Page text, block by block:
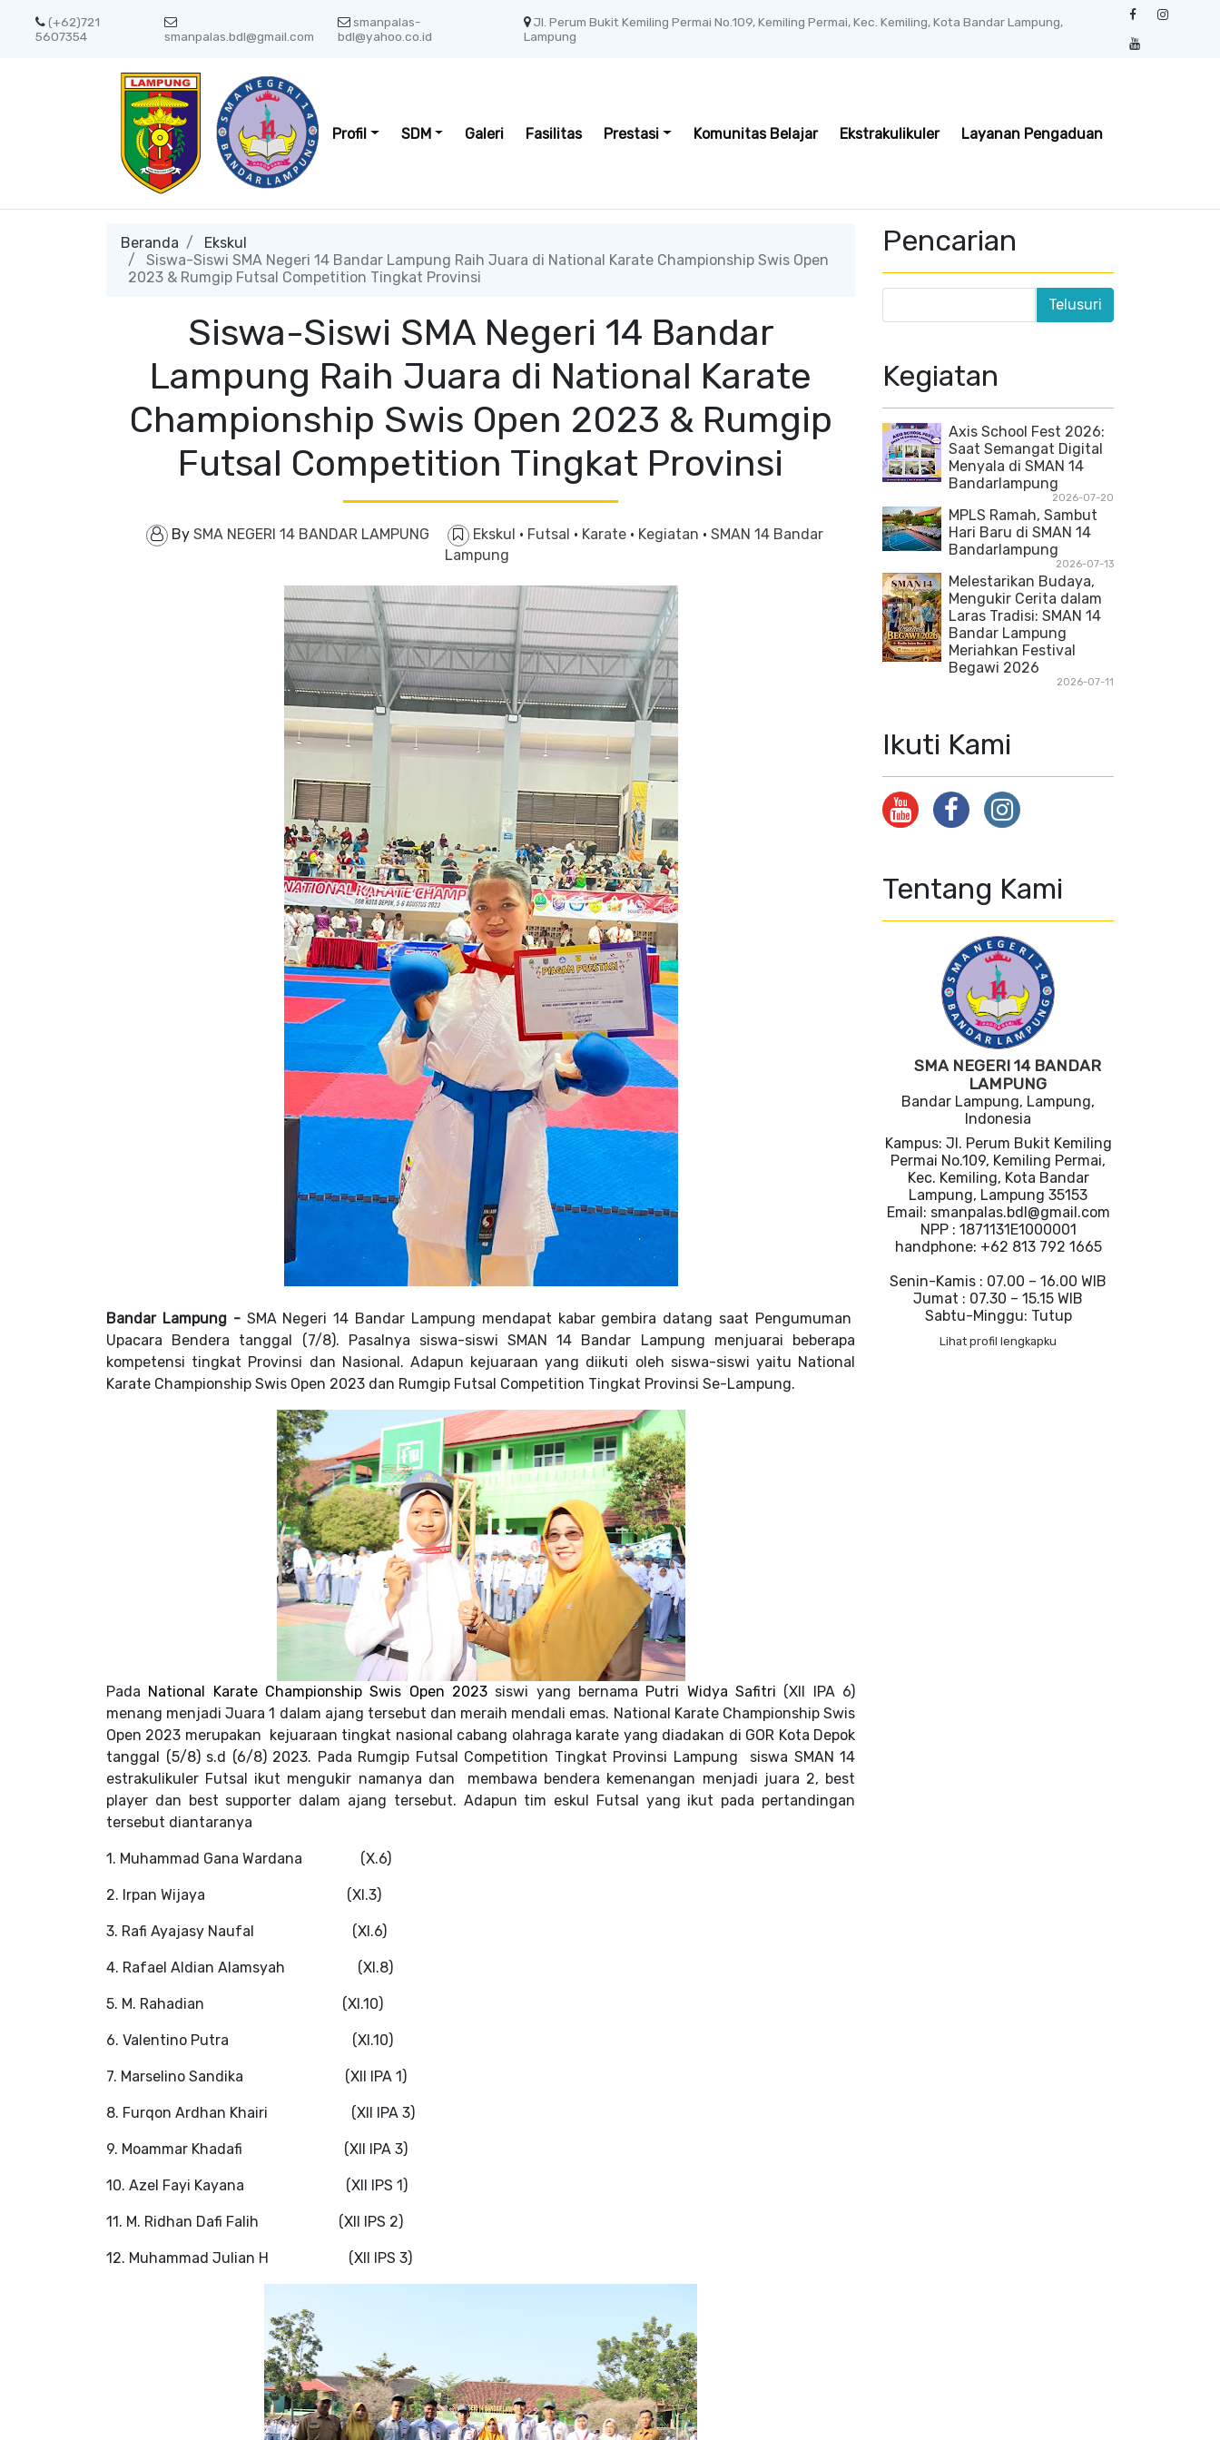
(+62)721
5607354
smanpalas.bdl@gmail.com
smanpalas-
bdl@yahoo.co.id
Jl. Perum Bukit Kemiling Permai No.109, Kemiling Permai, Kec. Kemiling, Kota Bandar Lampung,
Lampung
Profil SDM Galeri Fasilitas Prestasi Komunitas Belajar Ekstrakulikuler Layanan Pengaduan
Beranda
Ekskul
Siswa-Siswi SMA Negeri 14 Bandar Lampung Raih Juara di National Karate Championship Swis Open
2023 & Rumgip Futsal Competition Tingkat Provinsi
Siswa-Siswi SMA Negeri 14 Bandar
Lampung Raih Juara di National Karate
Championship Swis Open 2023 & Rumgip
Futsal Competition Tingkat Provinsi
By SMA NEGERI 14 BANDAR LAMPUNG Ekskul · Futsal · Karate · Kegiatan · SMAN 14 Bandar
Lampung
Bandar Lampung - SMA Negeri 14 Bandar Lampung mendapat kabar gembira datang saat Pengumuman
Upacara Bendera tanggal (7/8). Pasalnya siswa-siswi SMAN 14 Bandar Lampung menjuarai beberapa
kompetensi tingkat Provinsi dan Nasional. Adapun kejuaraan yang diikuti oleh siswa-siswi yaitu National
Karate Championship Swis Open 2023 dan Rumgip Futsal Competition Tingkat Provinsi Se-Lampung.
Pada National Karate Championship Swis Open 2023 siswi yang bernama Putri Widya Safitri (XII IPA 6)
menang menjadi Juara 1 dalam ajang tersebut dan meraih mendali emas. National Karate Championship Swis
Open 2023 merupakan kejuaraan tingkat nasional cabang olahraga karate yang diadakan di GOR Kota Depok
tanggal (5/8) s.d (6/8) 2023. Pada Rumgip Futsal Competition Tingkat Provinsi Lampung
siswa SMAN 14
estrakulikuler Futsal ikut mengukir namanya dan membawa bendera kemenangan menjadi juara 2, best
player dan best supporter dalam ajang tersebut. Adapun tim eskul Futsal yang ikut pada pertandingan
tersebut diantaranya
1. Muhammad Gana Wardana (X.6)
2. Irpan Wijaya (XI.3)
3. Rafi Ayajasy Naufal (XI.6)
4. Rafael Aldian Alamsyah (XI.8)
5. M. Rahadian (XI.10)
6. Valentino Putra (XI.10)
7. Marselino Sandika (XII IPA 1)
8. Furqon Ardhan Khairi (XII IPA 3)
9. Moammar Khadafi (XII IPA 3)
10. Azel Fayi Kayana (XII IPS 1)
11. M. Ridhan Dafi Falih (XII IPS 2)
12. Muhammad Julian H (XII IPS 3)
Pencarian
Kegiatan
Axis School Fest 2026:
Saat Semangat Digital
Menyala di SMAN 14
Bandarlampung
2026-07-20
MPLS Ramah, Sambut
Hari Baru di SMAN 14
Bandarlampung
2026-07-13
Melestarikan Budaya,
Mengukir Cerita dalam
Laras Tradisi: SMAN 14
Bandar Lampung
Meriahkan Festival
Begawi 2026
2026-07-11
Ikuti Kami
Tentang Kami
SMA NEGERI 14 BANDAR
LAMPUNG
Bandar Lampung, Lampung,
Indonesia
Kampus: Jl. Perum Bukit Kemiling
Permai No.109, Kemiling Permai,
Kec. Kemiling, Kota Bandar
Lampung, Lampung 35153
Email: smanpalas.bdl@gmail.com
NPP : 1871131E1000001
handphone: +62 813 792 1665
Senin-Kamis : 07.00 – 16.00 WIB
Jumat : 07.30 – 15.15 WIB
Sabtu-Minggu: Tutup
Lihat profil lengkapku